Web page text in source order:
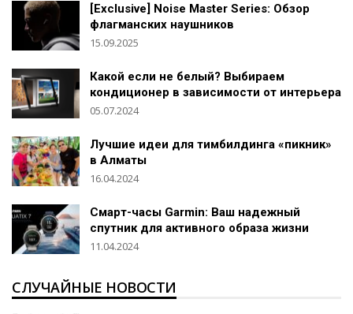
[Exclusive] Noise Master Series: Обзор
флагманских наушников
15.09.2025
Какой если не белый? Выбираем
кондиционер в зависимости от интерьера
05.07.2024
Лучшие идеи для тимбилдинга «пикник»
в Алматы
16.04.2024
Смарт-часы Garmin: Ваш надежный
спутник для активного образа жизни
11.04.2024
СЛУЧАЙНЫЕ НОВОСТИ